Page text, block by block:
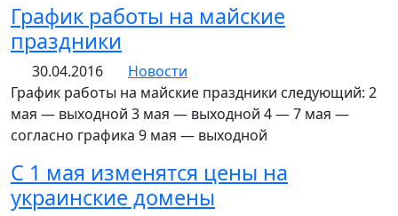
График работы на майские
праздники
30.04.2016
Новости
График работы на майские праздники следующий: 2
мая — выходной 3 мая — выходной 4 — 7 мая —
согласно графика 9 мая — выходной
C 1 мая изменятся цены на
украинские домены